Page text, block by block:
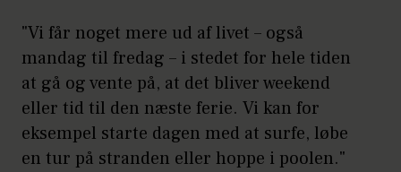
"Vi får noget mere ud af livet – også
mandag til fredag – i stedet for hele tiden
at gå og vente på, at det bliver weekend
eller tid til den næste ferie. Vi kan for
eksempel starte dagen med at surfe, løbe
en tur på stranden eller hoppe i poolen."